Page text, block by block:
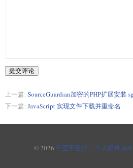
提交评论
上一篇: SourceGuardian加密的PHP扩展安装
下一篇: JavaScript 实现文件下载并重命名
© 2026 千里不留行 -- 个人记录.京